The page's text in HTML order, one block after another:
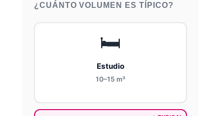
¿CUÁNTO VOLUMEN ES TÍPICO?
🛏️
Estudio
10–15 m³